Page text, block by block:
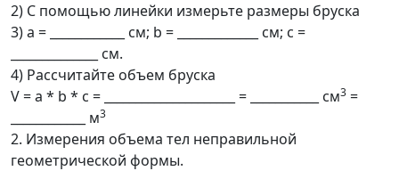
2) С помощью линейки измерьте размеры бруска
3) a = ____________ см; b = _____________ см; c =
______________ см.
4) Рассчитайте объем бруска
V = a * b * c = _____________________ = ___________ см3 =
____________ м3
2. Измерения объема тел неправильной
геометрической формы.